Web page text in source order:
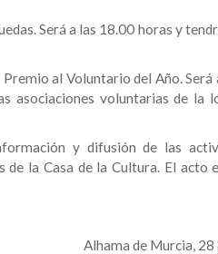
Será a las 18.00 horas y
al Voluntario del Año. Será
asociaciones voluntarias de la
y difusión de las
de la Casa de la Cultura. El acto
Alhama de Murcia,